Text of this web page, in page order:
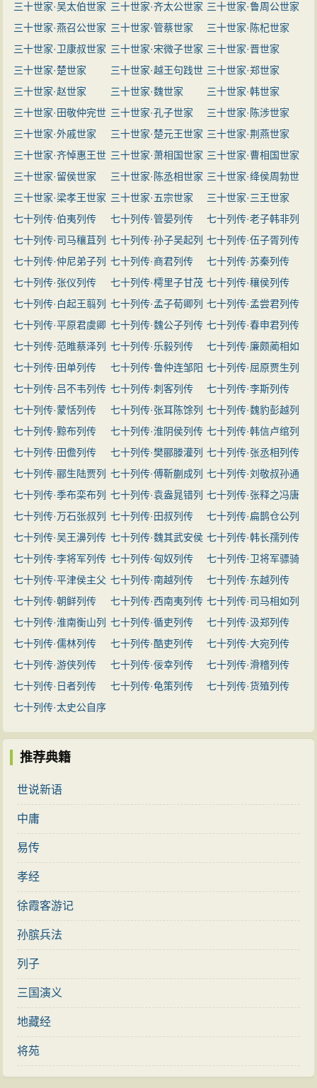
三十世家·吴太伯世家 三十世家·齐太公世家 三十世家·鲁周公世家
三十世家·燕召公世家 三十世家·管蔡世家
三十世家·陈杞世家
三十世家·卫康叔世家 三十世家·宋微子世家 三十世家·晋世家
三十世家·楚世家
三十世家·越王句践世
家
三十世家·郑世家
三十世家·赵世家
三十世家·魏世家
三十世家·韩世家
三十世家·田敬仲完世
家
三十世家·孔子世家
三十世家·陈涉世家
三十世家·外戚世家
三十世家·楚元王世家 三十世家·荆燕世家
三十世家·齐悼惠王世
家
三十世家·萧相国世家 三十世家·曹相国世家
三十世家·留侯世家
三十世家·陈丞相世家 三十世家·绛侯周勃世
家
三十世家·梁孝王世家 三十世家·五宗世家
三十世家·三王世家
七十列传·伯夷列传
七十列传·管晏列传
七十列传·老子韩非列
传
七十列传·司马穰苴列
传
七十列传·孙子吴起列
传
七十列传·伍子胥列传
七十列传·仲尼弟子列
传
七十列传·商君列传
七十列传·苏秦列传
七十列传·张仪列传
七十列传·樗里子甘茂
列传
七十列传·穰侯列传
七十列传·白起王翦列
传
七十列传·孟子荀卿列
传
七十列传·孟尝君列传
七十列传·平原君虞卿
列传
七十列传·魏公子列传 七十列传·春申君列传
七十列传·范睢蔡泽列
传
七十列传·乐毅列传
七十列传·廉颇蔺相如
列传
七十列传·田单列传
七十列传·鲁仲连邹阳
列传
七十列传·屈原贾生列
传
七十列传·吕不韦列传 七十列传·刺客列传
七十列传·李斯列传
七十列传·蒙恬列传
七十列传·张耳陈馀列
传
七十列传·魏豹彭越列
传
七十列传·黥布列传 七十列传·淮阴侯列传 七十列传·韩信卢绾列
传
七十列传·田儋列传
七十列传·樊郦滕灌列
传
七十列传·张丞相列传
七十列传·郦生陆贾列
传
七十列传·傅靳蒯成列
传
七十列传·刘敬叔孙通
列传
七十列传·季布栾布列
传
七十列传·袁盎晁错列
传
七十列传·张释之冯唐
列传
七十列传·万石张叔列
传
七十列传·田叔列传
七十列传·扁鹊仓公列
传
七十列传·吴王濞列传 七十列传·魏其武安侯
列传
七十列传·韩长孺列传
七十列传·李将军列传 七十列传·匈奴列传
七十列传·卫将军骠骑
列传
七十列传·平津侯主父
列传
七十列传·南越列传
七十列传·东越列传
七十列传·朝鲜列传
七十列传·西南夷列传 七十列传·司马相如列
传
七十列传·淮南衡山列
传
七十列传·循吏列传
七十列传·汲郑列传
七十列传·儒林列传
七十列传·酷吏列传
七十列传·大宛列传
七十列传·游侠列传
七十列传·佞幸列传
七十列传·滑稽列传
七十列传·日者列传
七十列传·龟策列传
七十列传·货殖列传
七十列传·太史公自序
推荐典籍
世说新语
中庸
易传
孝经
徐霞客游记
孙膑兵法
列子
三国演义
地藏经
将苑